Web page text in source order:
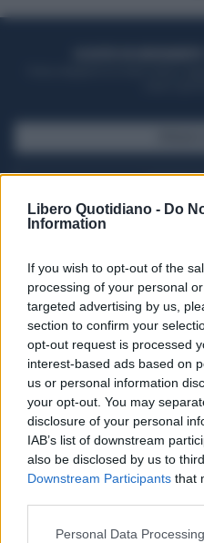
Libero Quotidiano - Do
Information
If you wish to opt-out of the
processing of your personal
targeted advertising by us,
section to confirm your
opt-out request is processed
interest-based ads based on
us or personal information
your opt-out. You may
disclosure of your personal
IAB’s list of downstream
also be disclosed by us to
Downstream Participants that
Personal Data
Seguici su Google Discover
Segui Libero
Scegli Libero